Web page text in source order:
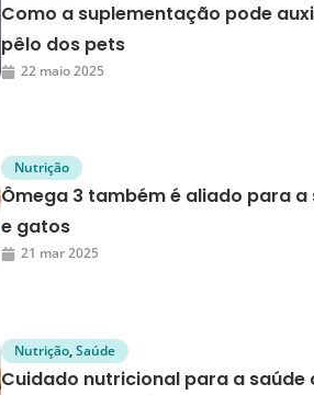
Como a suplementação pode
pêlo dos pets
22 maio 2025
Nutrição
Ômega 3 também é aliado para a
e gatos
21 mar 2025
Nutrição,Saúde
Cuidado nutricional para a